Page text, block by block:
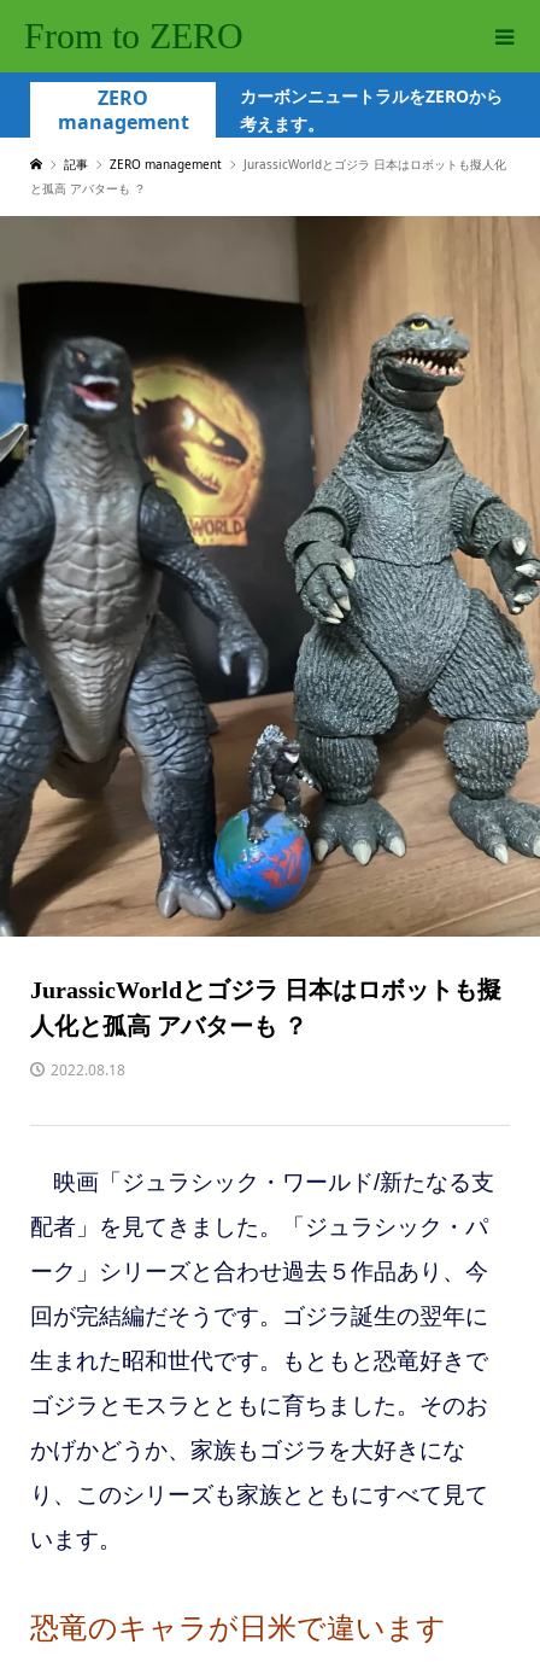
From to ZERO
ZERO
management
カーボンニュートラルをZEROから
考えます。
記事 ZERO management
JurassicWorldとゴジラ 日本はロボットも擬人化
と孤高 アバターも ？
JurassicWorldとゴジラ 日本はロボットも擬
人化と孤高 アバターも ？
2022.08.18
映画「ジュラシック・ワールド/新たなる支
配者」を見てきました。「ジュラシック・パ
ーク」シリーズと合わせ過去５作品あり、今
回が完結編だそうです。ゴジラ誕生の翌年に
生まれた昭和世代です。もともと恐竜好きで
ゴジラとモスラとともに育ちました。そのお
かげかどうか、家族もゴジラを大好きにな
り、このシリーズも家族とともにすべて見て
います。
恐竜のキャラが日米で違います